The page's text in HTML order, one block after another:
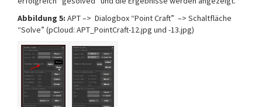
Abbildung 5: APT –> Dialogbox “Point Craft” –> Schaltfläche
“Solve” (pCloud: APT_PointCraft-12.jpg und -13.jpg)